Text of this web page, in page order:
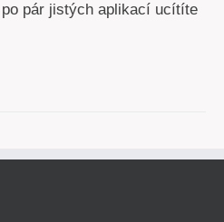
pár jistých aplikací ucítíte